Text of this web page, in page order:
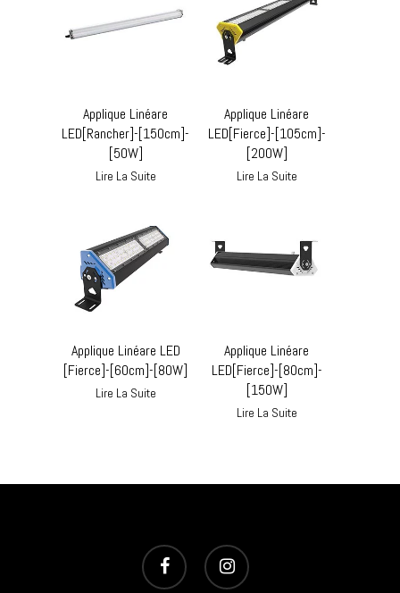
Applique Linéare
LED[Rancher]-[150cm]-
[50W]
Lire La Suite
Applique Linéare
LED[Fierce]-[105cm]-
[200W]
Lire La Suite
Applique Linéare LED
[Fierce]-[60cm]-[80W]
Lire La Suite
Applique Linéare
LED[Fierce]-[80cm]-
[150W]
Lire La Suite
facebook instagram